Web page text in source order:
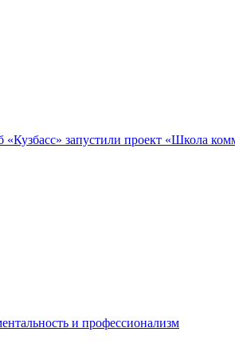
запустили проект «Школа
и профессионализм